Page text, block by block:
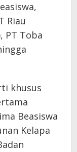
Riau
PT Toba
khusus
Beasiswa
Kelapa